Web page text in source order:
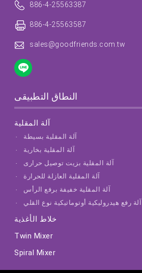
886-4-25563387
886-4-25563587
sales@goodfriends.com.tw
النطاق التطبيقى
آلة المقلية
آلة المقلية بسيطة
آلة المقلية بخارية
آلة المقلية بزيت توصيل حرارى
آلة المقلية العازلة للحرارة
آلة المقلية خفيفة برفع الرأس
آلة رفع هيدروليكية أوتوماتيكية نوع القلي
خلاط الأغذية
Twin Mixer
Spiral Mixer